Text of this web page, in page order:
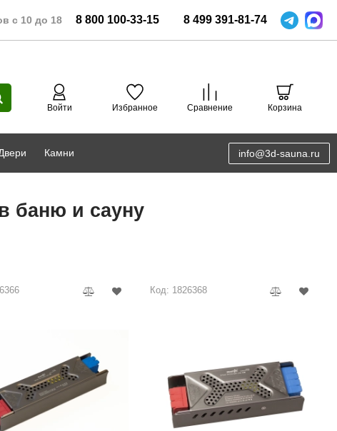
с 10 до 18 8 800 100-33-15 8 499 391-81-74
Войти Избранное Сравнение Корзина
Eos
Руспанель
Sangens
Камни info@3d-sauna.ru
баню и сауну
Код: 1826368